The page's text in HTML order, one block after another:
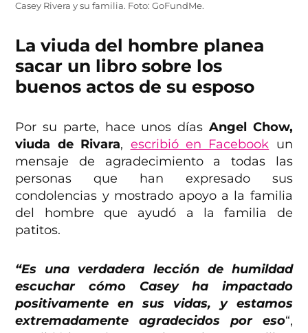
Casey Rivera y su familia. Foto: GoFundMe.
La viuda del hombre planea
sacar un libro sobre los
buenos actos de su esposo
Por su parte, hace unos días Angel Chow,
viuda de Rivara, escribió en Facebook un
mensaje de agradecimiento a todas las
personas que han expresado sus
condolencias y mostrado apoyo a la familia
del hombre que ayudó a la familia de
patitos.
“Es una verdadera lección de humildad
escuchar cómo Casey ha impactado
positivamente en sus vidas, y estamos
extremadamente agradecidos por eso“,